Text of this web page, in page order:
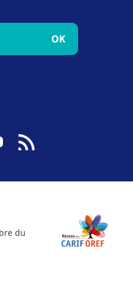
inscrire à la newsletter
OK
du